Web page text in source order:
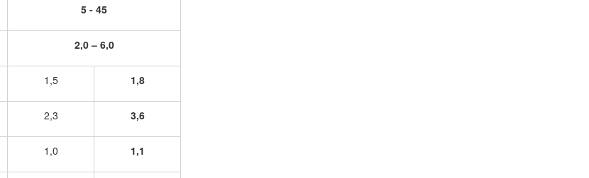
5 - 45
2,0 – 6,0
1,5 1,8
2,3 3,6
1,0 1,1